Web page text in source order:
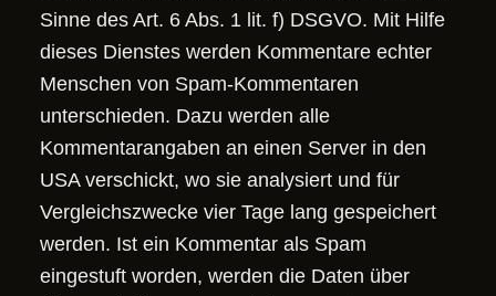
Sinne des Art. 6 Abs. 1 lit. f) DSGVO. Mit Hilfe
dieses Dienstes werden Kommentare echter
Menschen von Spam-Kommentaren
unterschieden. Dazu werden alle
Kommentarangaben an einen Server in den
USA verschickt, wo sie analysiert und für
Vergleichszwecke vier Tage lang gespeichert
werden. Ist ein Kommentar als Spam
eingestuft worden, werden die Daten über